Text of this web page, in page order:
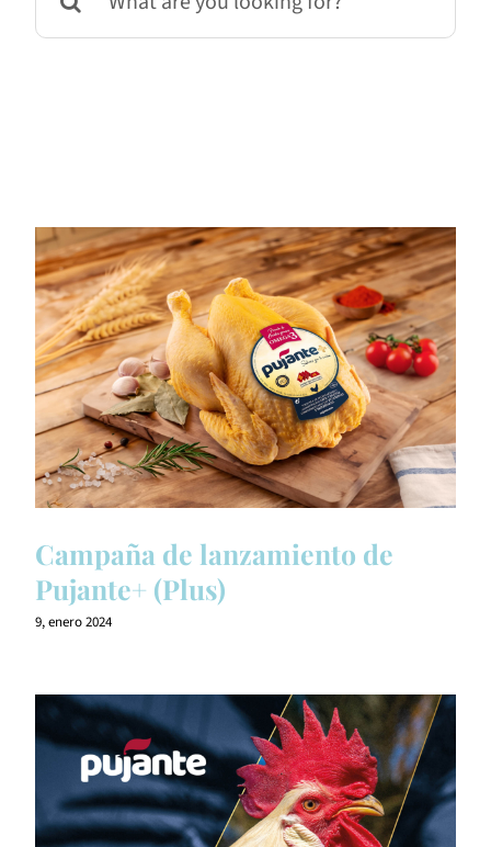
Campaña de lanzamiento de
Pujante+ (Plus)
9, enero 2024